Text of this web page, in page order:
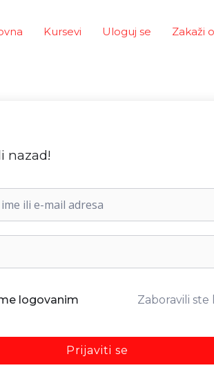
Kursevi Uloguj se Zakaži
nazad!
logovanim Zaboravili ste
Prijaviti se